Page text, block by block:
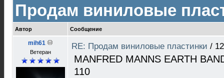
Продам виниловые
Автор Сообщение
mih61
Ветеран
RE: Продам виниловые пластинки /
MANFRED MANNS EARTH
110